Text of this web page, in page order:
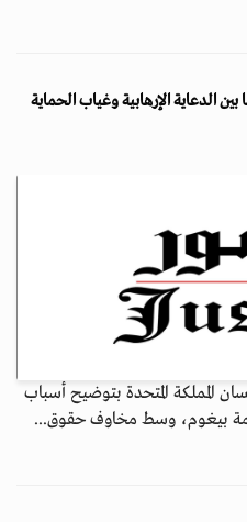
الدعاية الإرهابية وغياب الحماية
المملكة المتحدة بتوضيح أسباب
بيغوم، وسط مخاوف حقوق...